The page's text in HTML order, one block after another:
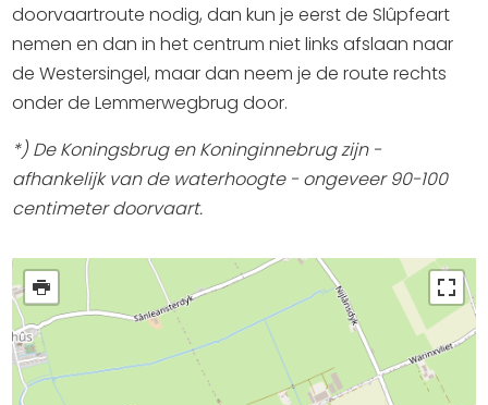
Veel bezochte pagina's:
Top 10 leuke dingen
Vakantie vieren in Sneek
Uitgaan in Sneek
Overnachten in Sneek
Citygame Escapegame Sneek
De leukste routes
Interactieve plattegrond van Sneek
Winkelen in Sneek
Bootverhuur
doorvaartroute nodig, dan kun je eerst de Slûpfeart
nemen en dan in het centrum niet links afslaan naar
de Westersingel, maar dan neem je de route rechts
onder de Lemmerwegbrug door.
*) De Koningsbrug en Koninginnebrug zijn -
afhankelijk van de waterhoogte - ongeveer 90-100
centimeter doorvaart.